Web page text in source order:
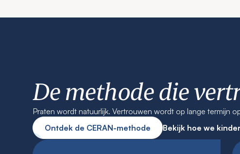
De methode die
Praten wordt natuurlijk. Vertrouwen wordt op lange termijn
Ontdek de CERAN-methode
Bekijk hoe we